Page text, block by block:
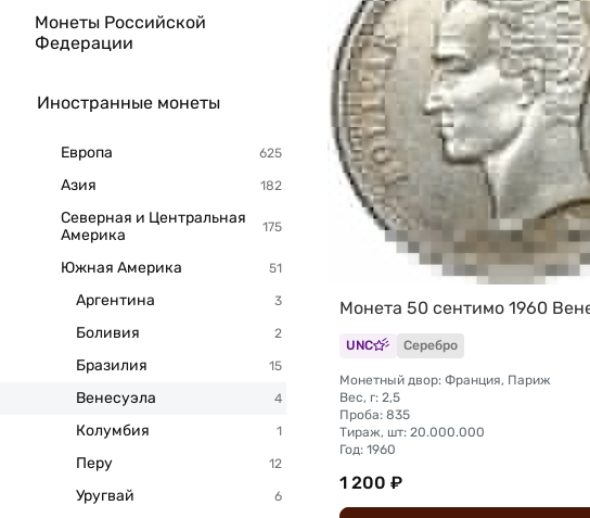
Монеты Российской
Федерации
Иностранные монеты
Европа
Азия
Северная и Центральная
Америка
Южная Америка
Аргентина
Боливия
Бразилия
Венесуэла
Колумбия
Перу
Уругвай
Монета 50 сентимо 1960
UNC Серебро
Монетный двор: Франция, Париж
Вес, г: 2,5
Проба: 835
Тираж, шт: 20.000.000
Год: 1960
1 200 ₽